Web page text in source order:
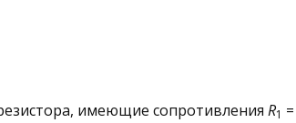
имеющие сопротивления R1